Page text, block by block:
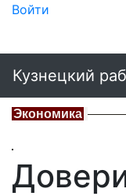
Войти
Кузнецкий
Экономика